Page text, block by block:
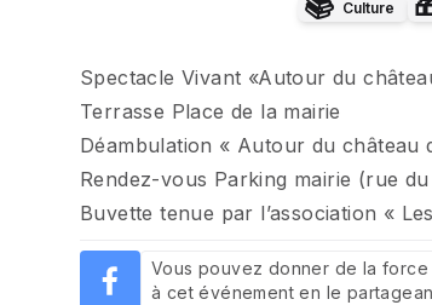
Culture
Spectacle Vivant «Autour du
Terrasse Place de la mairie
Déambulation « Autour du château
Rendez-vous Parking mairie (rue
Buvette tenue par l’association «
Vous pouvez donner de la force
à cet événement en le